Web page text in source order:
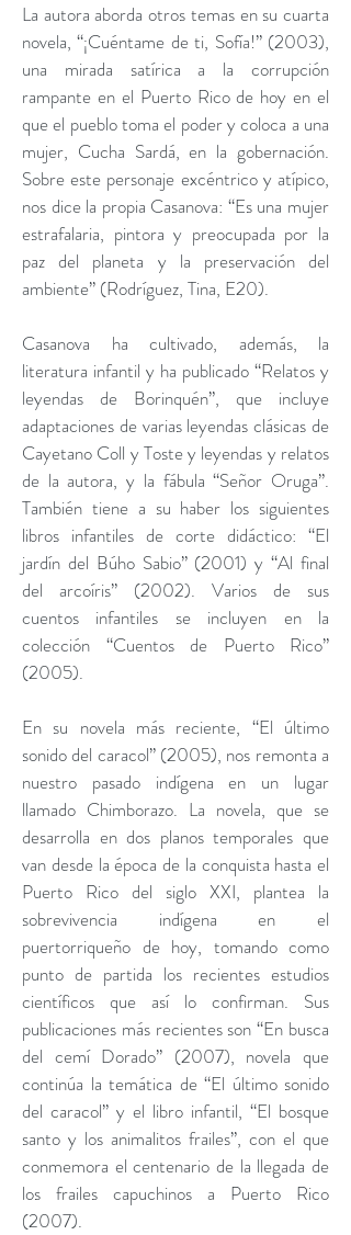
La autora aborda otros temas en su cuarta
novela, “¡Cuéntame de ti, Sofía!” (2003),
una mirada satírica a la corrupción
rampante en el Puerto Rico de hoy en el
que el pueblo toma el poder y coloca a una
mujer, Cucha Sardá, en la gobernación.
Sobre este personaje excéntrico y atípico,
nos dice la propia Casanova: “Es una mujer
estrafalaria, pintora y preocupada por la
paz del planeta y la preservación del
ambiente” (Rodríguez, Tina, E20).
Casanova ha cultivado, además, la
literatura infantil y ha publicado “Relatos y
leyendas de Borinquén”, que incluye
adaptaciones de varias leyendas clásicas de
Cayetano Coll y Toste y leyendas y relatos
de la autora, y la fábula “Señor Oruga”.
También tiene a su haber los siguientes
libros infantiles de corte didáctico: “El
jardín del Búho Sabio” (2001) y “Al final
del arcoíris” (2002). Varios de sus
cuentos infantiles se incluyen en la
colección “Cuentos de Puerto Rico”
(2005).
En su novela más reciente, “El último
sonido del caracol” (2005), nos remonta a
nuestro pasado indígena en un lugar
llamado Chimborazo. La novela, que se
desarrolla en dos planos temporales que
van desde la época de la conquista hasta el
Puerto Rico del siglo XXI, plantea la
sobrevivencia indígena en el
puertorriqueño de hoy, tomando como
punto de partida los recientes estudios
científicos que así lo confirman. Sus
publicaciones más recientes son “En busca
del cemí Dorado” (2007), novela que
continúa la temática de “El último sonido
del caracol” y el libro infantil, “El bosque
santo y los animalitos frailes”, con el que
conmemora el centenario de la llegada de
los frailes capuchinos a Puerto Rico
(2007).